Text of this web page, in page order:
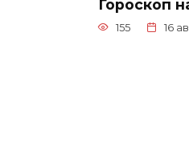
Гороскоп
155 16